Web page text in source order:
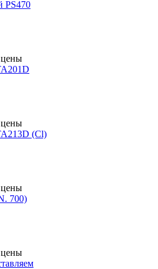
PS470
цены
цены
(Cl)
цены
700)
цены